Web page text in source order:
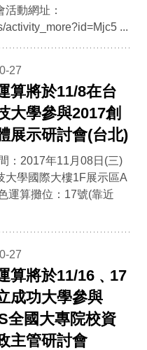
動網址：
activity_more?id=Mjc5 ...
27
算將於11/8在台
大學參與2017創
展示研討會(台北)
：2017年11月08日(三)
大學國際大樓1F展示區A
運算攤位：17號(靠近
27
算將於11/16﹑17
成功大學參與
全國大專院校資
主管研討會